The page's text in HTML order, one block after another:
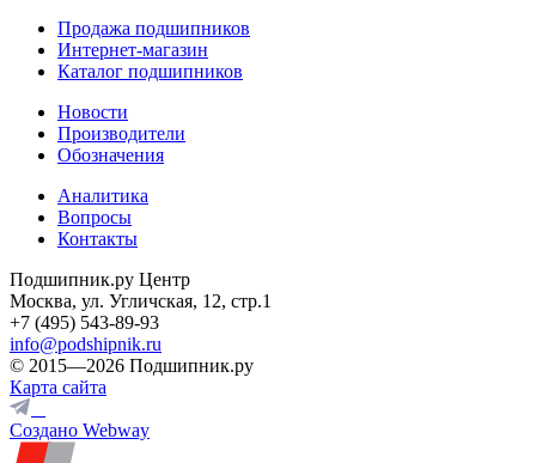
Продажа подшипников
Интернет-магазин
Каталог подшипников
Новости
Производители
Обозначения
Аналитика
Вопросы
Контакты
Подшипник.ру Центр
Москва, ул. Угличская, 12, стр.1
+7 (495) 543-89-93
info@podshipnik.ru
© 2015—2026 Подшипник.ру
Карта сайта
Создано Webway